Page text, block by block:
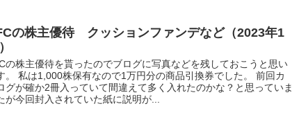
の株主優待 クッションファンデなど（2023年1
の株主優待を貰ったのでブログに写真などを残しておこうと思い
。 私は1,000株保有なので1万円分の商品引換券でした。 前回カ
グが確か2冊入っていて間違えて多く入れたのかな？と思っていま
が今回封入されていた紙に説明が...